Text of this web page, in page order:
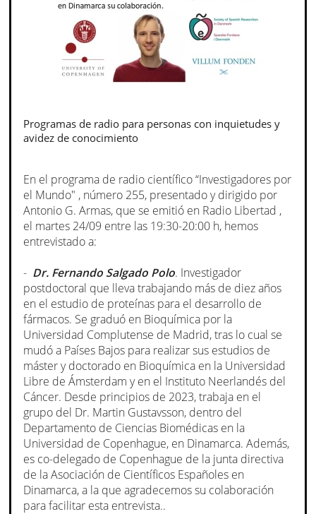
Programas de radio para personas con inquietudes y
avidez de conocimiento
En el programa de radio científico “Investigadores por
el Mundo" , número 255, presentado y dirigido por
Antonio G. Armas, que se emitió en Radio Libertad ,
el martes 24/09 entre las 19:30-20:00 h, hemos
entrevistado a:
- Dr. Fernando Salgado Polo. Investigador
postdoctoral que lleva trabajando más de diez años
en el estudio de proteínas para el desarrollo de
fármacos. Se graduó en Bioquímica por la
Universidad Complutense de Madrid, tras lo cual se
mudó a Países Bajos para realizar sus estudios de
máster y doctorado en Bioquímica en la Universidad
Libre de Ámsterdam y en el Instituto Neerlandés del
Cáncer. Desde principios de 2023, trabaja en el
grupo del Dr. Martin Gustavsson, dentro del
Departamento de Ciencias Biomédicas en la
Universidad de Copenhague, en Dinamarca. Además,
es co-delegado de Copenhague de la junta directiva
de la Asociación de Científicos Españoles en
Dinamarca, a la que agradecemos su colaboración
para facilitar esta entrevista..